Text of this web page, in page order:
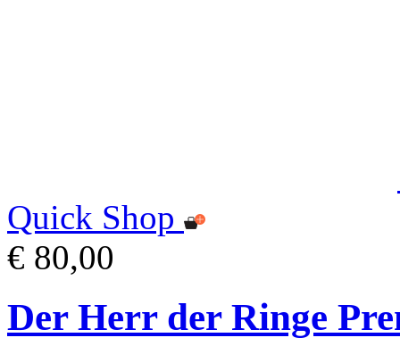
Quick Shop
€ 80,00
Der Herr der Ringe